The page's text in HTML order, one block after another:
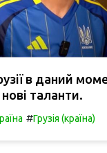
в даний
таланти.
#Грузія (країна)